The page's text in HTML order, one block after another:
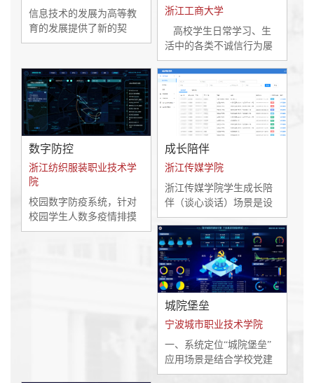
信息技术的发展为高等教
育的发展提供了新的契
机。在数字化改革的时代
化建设,以信息化驱动教育
教学改革创新,努力实现“教
育数字化、管理科学化、
服务优质化”的发展目标。
本文按要求,以推进“金色年
华”小程序移动信息平台建
设为例,探讨学校信息化建
设的路径与经验。
浙江工商大学
高校学生日常学习、生
活中的各类不诚信行为屡
见不鲜，选课后缺课、使
用违禁电器、借书不还、
拖延缴纳学费、申请勤工
俭学岗位后不履职。这些
行为一方面造成了学校资
源的浪费，另一方面对学
生自身形成良好的诚信意
识和诚信品质十分不利。
的大背景下，建立了涵盖
学生生活、行为、学业、
实践、其它五大类总计11
项的诚信指标体系，通过
大数据的技术手段对各业
务系统中诚信相关行为数
据进行采集、挖掘和分
析...
数字防控
浙江纺织服装职业技术学
院
校园数字防疫系统，针对
校园学生人数多疫情排摸
工作量大、学生请假外出
成长陪伴
浙江传媒学院
浙江传媒学院学生成长陪
伴（谈心谈话）场景是设
计用于构建我校学生多维
数据预警、关注模型以及
相关陪伴干预工作开展的
平台。一、系统定位本应
用为我校探索“三全育人”
学生工作与数字化改革相
结合所打造的创新场景。
其架构设计一方面为了满
上需求和存档，为思政研
究提供数字资源库；另一
城院堡垒
宁波城市职业技术学院
一、系统定位“城院堡垒”
应用场景是结合学校党建
工作的实际需求，面向全